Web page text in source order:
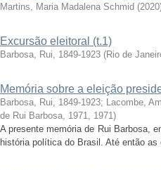
Martins, Maria Madalena Schmid (2020
Excursão eleitoral (t.1)
Barbosa, Rui, 1849-1923 (Rio de
Memória sobre a eleição
Barbosa, Rui, 1849-1923; Lacombe,
de Rui Barbosa, 1971, 1971)
A presente memória de Rui Barbosa,
história política do Brasil. Até então